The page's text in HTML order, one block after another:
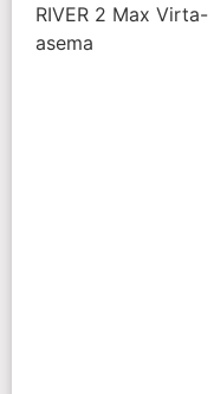
RIVER 2 Max Virta-
asema